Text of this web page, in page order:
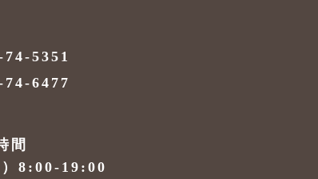
5351
6477
間
8:00-19:00